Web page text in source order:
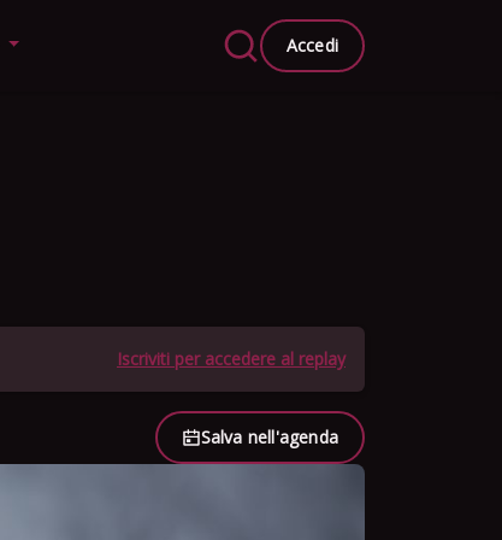
Accedi
Iscriviti per accedere al replay
Salva nell'agenda